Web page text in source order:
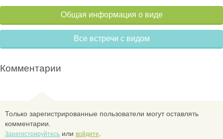
Общая информация о виде
Все встречи с видом
Комментарии
Только зарегистрированные пользователи могут оставлять
комментарии.
Зарегистрируйтесь или войдите